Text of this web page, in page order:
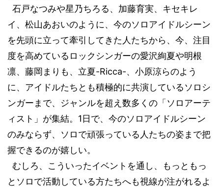
石戸なつみや星乃ちろる、加藤育実、キセキレ
イ 、松山あおいのように、今のソロアイドルシーン
を先頭に立って牽引してきた人たちから、今、注目
度を高めている ロックシンガーの愛沢絢夏や明根
凛、藤岡まりも、立夏-Ricca-、小原涼らのよう
に、アイドルたちとも積極的に共演しているソロシ
ンガーまで、ジャンルを超え数多くの「ソロアーテ
ィスト」が集結。 1 日で、今のソロアイドルシーン
のみならず、 ソロで頑張っている人たちの姿まで把
握できるのが嬉しい。
むしろ、こういったイベントを通し、もっともっ
とソロで活動している方たちへも視線が注がれるよ